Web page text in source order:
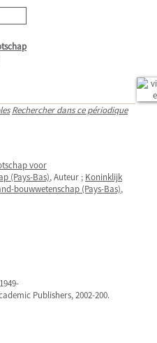
Rechercher dans ce périodique
voor
(Pays-Bas), Auteur ; Koninklijk
bouwwetenschap (Pays-Bas),
Publishers, 2002-200.